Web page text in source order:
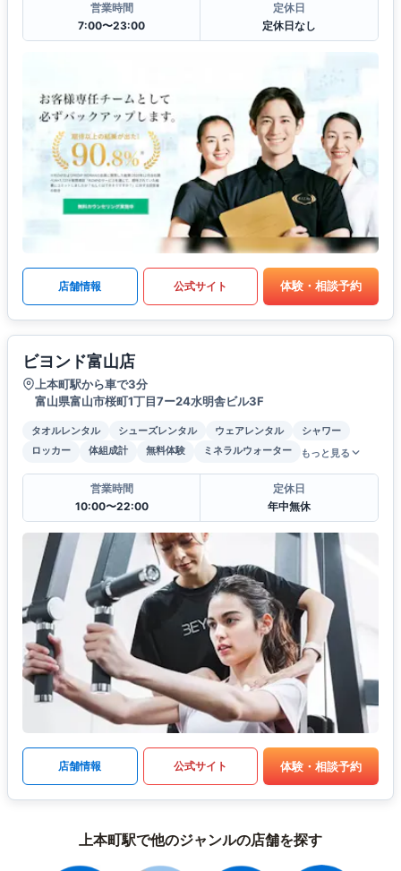
営業時間
7:00〜23:00
定休日
定休日なし
店舗情報 公式サイト 体験・相談予約
ビヨンド富山店
上本町駅から車で3分
富山県富山市桜町1丁目7ー24水明舎ビル3F
タオルレンタル シューズレンタル ウェアレンタル
シャワー
ロッカー
体組成計 無料体験 ミネラルウォーター もっと見る
営業時間
10:00〜22:00
定休日
年中無休
店舗情報 公式サイト 体験・相談予約
上本町駅で他のジャンルの店舗を探す